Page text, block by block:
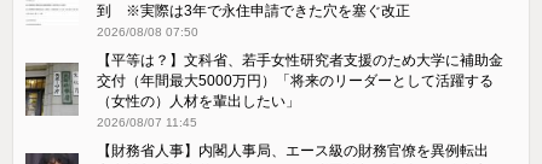
到 ※実際は3年で永住申請できた穴を塞ぐ改正
2026/08/08 07:50
【平等は？】文科省、若手女性研究者支援のため大学に補助金
交付（年間最大5000万円）「将来のリーダーとして活躍する
（女性の）人材を輩出したい」
2026/08/07 11:45
【財務省人事】内閣人事局、エース級の財務官僚を異例転出